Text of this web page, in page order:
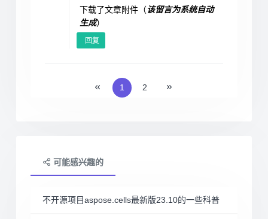
下载了文章附件（该留言为系统自动
生成）
回复
1 2
可能感兴趣的
不开源项目aspose.cells最新版23.10的一些科普